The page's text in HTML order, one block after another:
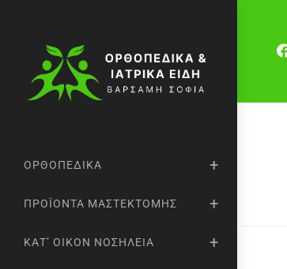
ΟΡΘΟΠΕΔΙΚΆ
ΠΡΟΪΌΝΤΑ ΜΑΣΤΕΚΤΟΜΉΣ
ΚΑΤ’ ΟΊΚΟΝ ΝΟΣΗΛΕΊΑ